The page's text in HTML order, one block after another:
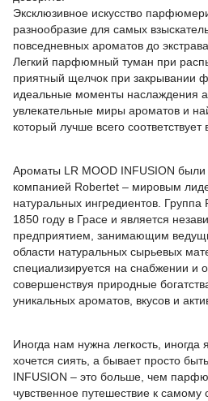
Эксклюзивное искусство
разнообразие для самых
повседневных ароматов до
Легкий парфюмный туман при
приятный щелчок при закрывании
идеальные моменты наслаждения
увлекательные миры ароматов и
который лучше всего
Ароматы LR MOOD INFUSION были
компанией Robertet – мировым
натуральных ингредиентов.
1850 году в Грасе и является
предприятием, занимающим
области натуральных сырьевых
специализируется на снабжении и
совершенствуя природные
уникальных ароматов, вкусов и
Иногда нам нужна легкость, иногда
хочется сиять, а бывает просто
INFUSION – это больше, чем
чувственное путешествие к